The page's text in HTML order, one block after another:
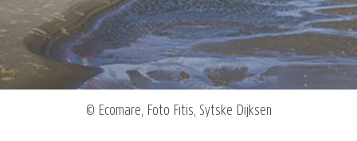
© Ecomare, Foto Fitis, Sytske Dijksen